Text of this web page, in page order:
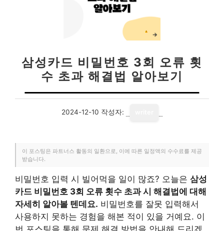
삼성카드 비밀번호 3회 오류 횟
수 초과 해결법 알아보기
2024-12-10 작성자:
이 포스팅은 파트너스 활동의 일환으로, 이에 따른 일정액의 수수료를 제공
받습니다.
비밀번호 입력 시 빌어먹을 일이 많죠? 오늘은 삼성
카드 비밀번호 3회 오류 횟수 초과 시 해결법에 대해
자세히 알아볼 텐데요. 비밀번호를 잘못 입력해서
사용하지 못하는 경험을 해본 적이 있을 거예요. 이
번 포스팅을 통해 문제 해결 방법을 안내해 드리겠